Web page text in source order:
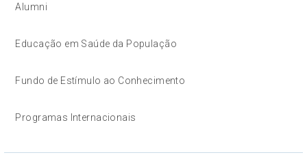
Alumni
Educação em Saúde da População
Fundo de Estímulo ao Conhecimento
Programas Internacionais